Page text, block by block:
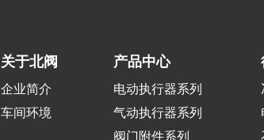
关于北阀
企业简介
车间环境
产品中心
电动执行器系列
气动执行器系列
阀门附件系列